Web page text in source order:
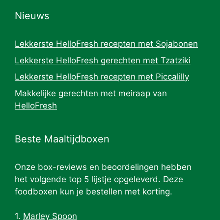
Nieuws
Lekkerste HelloFresh recepten met Sojabonen
Lekkerste HelloFresh gerechten met Tzatziki
Lekkerste HelloFresh recepten met Piccalilly
Makkelijke gerechten met meiraap van
HelloFresh
Beste Maaltijdboxen
Onze box-reviews en beoordelingen hebben
het volgende top 5 lijstje opgeleverd. Deze
foodboxen kun je bestellen met korting.
1. Marley Spoon